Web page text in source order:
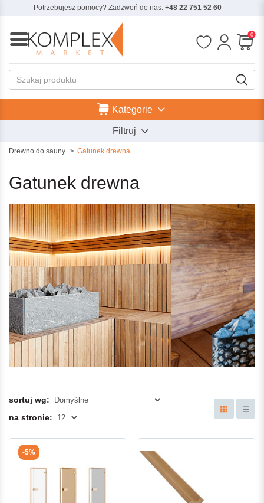
Potrzebujesz pomocy? Zadzwoń do nas: +48 22 751 52 60
0
Kategorie
Filtruj
Drewno do sauny Gatunek drewna
Gatunek drewna
sortuj wg:
na stronie:
-5%